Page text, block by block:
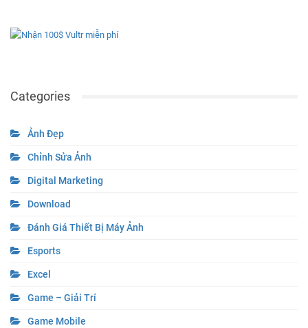
Categories
Ảnh Đẹp
Chỉnh Sửa Ảnh
Digital Marketing
Download
Đánh Giá Thiết Bị Máy Ảnh
Esports
Excel
Game – Giải Trí
Game Mobile